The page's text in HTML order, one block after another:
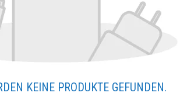
KEINE PRODUKTE GEFUNDEN.